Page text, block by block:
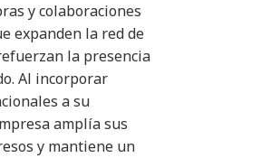
y colaboraciones
expanden la red de
la presencia
Al incorporar
a su
amplía sus
y mantiene un